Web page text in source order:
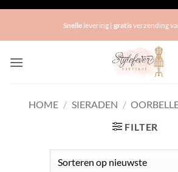
Snellelevering | gratisverzending
HOME / SIERADEN /
FILTER